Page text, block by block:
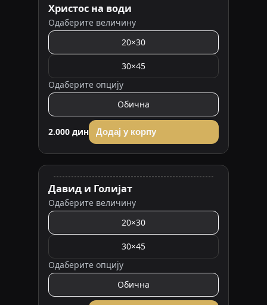
Христос на води
Одаберите величину
20×30
30×45
Одаберите опцију
Обична
2.000 дин Додај у корпу
Давид и Голијат
Одаберите величину
20×30
30×45
Одаберите опцију
Обична